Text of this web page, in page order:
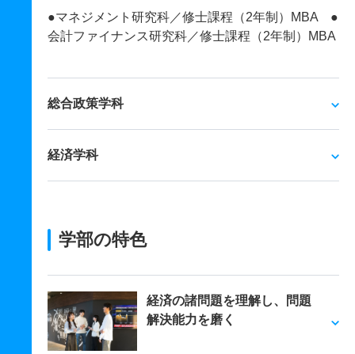
●マネジメント研究科／修士課程（2年制）MBA ●
会計ファイナンス研究科／修士課程（2年制）MBA
総合政策学科
経済学科
学部の特色
経済の諸問題を理解し、問題
解決能力を磨く